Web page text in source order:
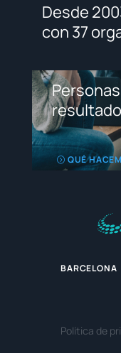
Desde
con 37
QUÉ
Política de